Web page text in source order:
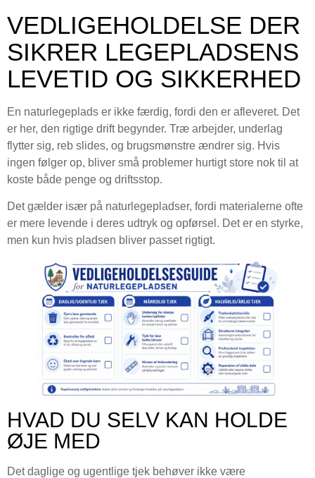
VEDLIGEHOLDELSE DER
SIKRER LEGEPLADSENS
LEVETID OG SIKKERHED
En naturlegeplads er ikke færdig, fordi den er afleveret. Det
er her, den rigtige drift begynder. Træ arbejder, underlag
flytter sig, reb slides, og brugsmønstre ændrer sig. Hvis
ingen følger op, bliver små problemer hurtigt store nok til at
koste både penge og driftsstop.
Det gælder især på naturlegepladser, fordi materialerne ofte
er mere levende i deres udtryk og opførsel. Det er en styrke,
men kun hvis pladsen bliver passet rigtigt.
HVAD DU SELV KAN HOLDE
ØJE MED
Det daglige og ugentlige tjek behøver ikke være